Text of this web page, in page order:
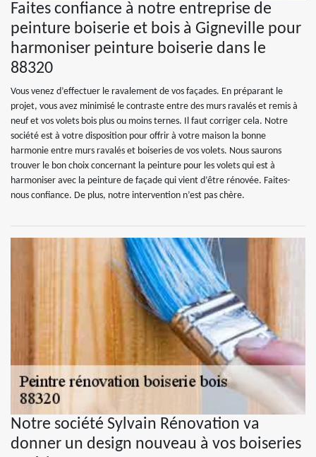
Faites confiance à notre entreprise de
peinture boiserie et bois à Gigneville pour
harmoniser peinture boiserie dans le
88320
Vous venez d’effectuer le ravalement de vos façades. En préparant le
projet, vous avez minimisé le contraste entre des murs ravalés et remis à
neuf et vos volets bois plus ou moins ternes. Il faut corriger cela. Notre
société est à votre disposition pour offrir à votre maison la bonne
harmonie entre murs ravalés et boiseries de vos volets. Nous saurons
trouver le bon choix concernant la peinture pour les volets qui est à
harmoniser avec la peinture de façade qui vient d’être rénovée. Faites-
nous confiance. De plus, notre intervention n’est pas chère.
Notre société Sylvain Rénovation va
donner un design nouveau à vos boiseries